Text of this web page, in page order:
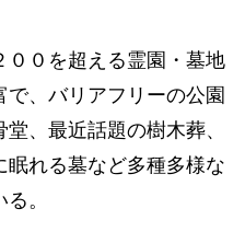
０を超える霊園・墓地
で、バリアフリーの公園
、最近話題の樹木葬、
眠れる墓など多種多様な
。